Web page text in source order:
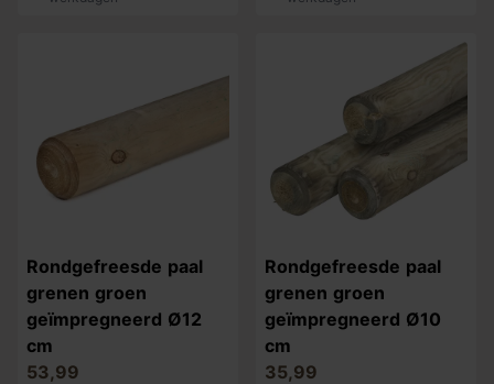
Rondgefreesde paal
grenen groen
geïmpregneerd Ø12
cm
53,99
Rondgefreesde paal
grenen groen
geïmpregneerd Ø10
cm
35,99